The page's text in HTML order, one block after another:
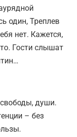
один, Треплев
нет. Кажется,
Гости слышат
души.
– без